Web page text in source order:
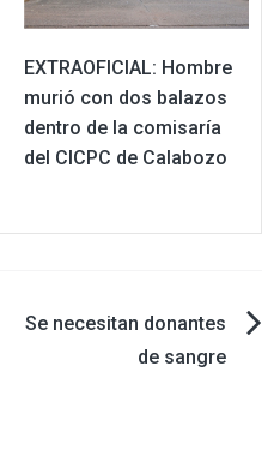
EXTRAOFICIAL: Hombre
murió con dos balazos
dentro de la comisaría
del CICPC de Calabozo
Se necesitan donantes
de sangre